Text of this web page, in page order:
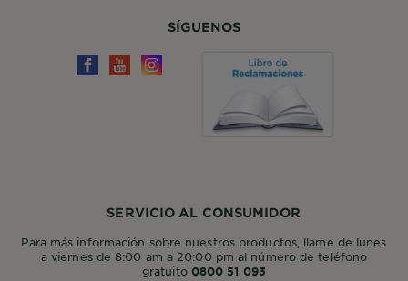
SERVICIO AL CONSUMIDOR
Para más información sobre nuestros productos, llame de lunes
a viernes de 8:00 am a 20:00 pm al número de teléfono
gratuito 0800 51 093
SÍGUENOS